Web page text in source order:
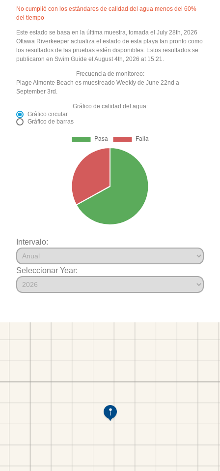
No cumplió con los estándares de calidad del agua menos del 60%
del tiempo
Este estado se basa en la última muestra, tomada el July 28th, 2026
Ottawa Riverkeeper actualiza el estado de esta playa tan pronto como
los resultados de las pruebas estén disponibles. Estos resultados se
publicaron en Swim Guide el August 4th, 2026 at 15:21.
Frecuencia de monitoreo:
Plage Almonte Beach es muestreado Weekly de June 22nd a
September 3rd.
Gráfico de calidad del agua:
Gráfico circular
Gráfico de barras
Intervalo:
Seleccionar Year: